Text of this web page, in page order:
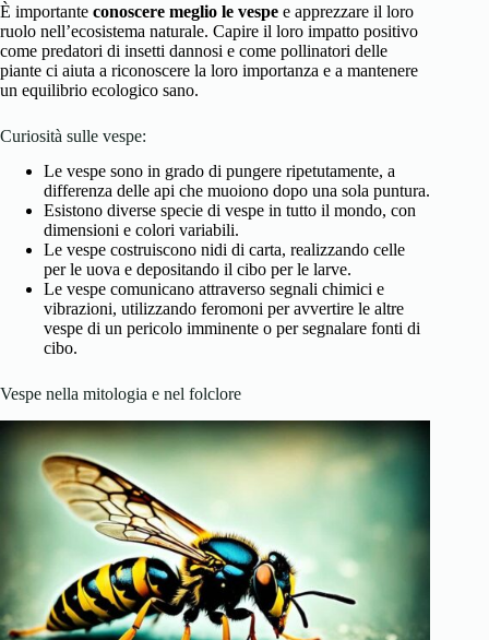
È importante conoscere meglio le vespe e apprezzare il loro
ruolo nell’ecosistema naturale. Capire il loro impatto positivo
come predatori di insetti dannosi e come pollinatori delle
piante ci aiuta a riconoscere la loro importanza e a mantenere
un equilibrio ecologico sano.
Curiosità sulle vespe:
Le vespe sono in grado di pungere ripetutamente, a
differenza delle api che muoiono dopo una sola puntura.
Esistono diverse specie di vespe in tutto il mondo, con
dimensioni e colori variabili.
Le vespe costruiscono nidi di carta, realizzando celle
per le uova e depositando il cibo per le larve.
Le vespe comunicano attraverso segnali chimici e
vibrazioni, utilizzando feromoni per avvertire le altre
vespe di un pericolo imminente o per segnalare fonti di
cibo.
Vespe nella mitologia e nel folclore